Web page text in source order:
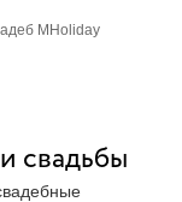
MHoliday
свадьбы